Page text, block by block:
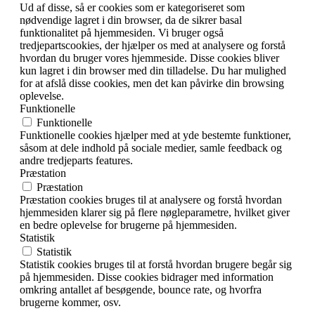
Ud af disse, så er cookies som er kategoriseret som
nødvendige lagret i din browser, da de sikrer basal
funktionalitet på hjemmesiden. Vi bruger også
tredjepartscookies, der hjælper os med at analysere og forstå
hvordan du bruger vores hjemmeside. Disse cookies bliver
kun lagret i din browser med din tilladelse. Du har mulighed
for at afslå disse cookies, men det kan påvirke din browsing
oplevelse.
Funktionelle
Funktionelle
Funktionelle cookies hjælper med at yde bestemte funktioner,
såsom at dele indhold på sociale medier, samle feedback og
andre tredjeparts features.
Præstation
Præstation
Præstation cookies bruges til at analysere og forstå hvordan
hjemmesiden klarer sig på flere nøgleparametre, hvilket giver
en bedre oplevelse for brugerne på hjemmesiden.
Statistik
Statistik
Statistik cookies bruges til at forstå hvordan brugere begår sig
på hjemmesiden. Disse cookies bidrager med information
omkring antallet af besøgende, bounce rate, og hvorfra
brugerne kommer, osv.